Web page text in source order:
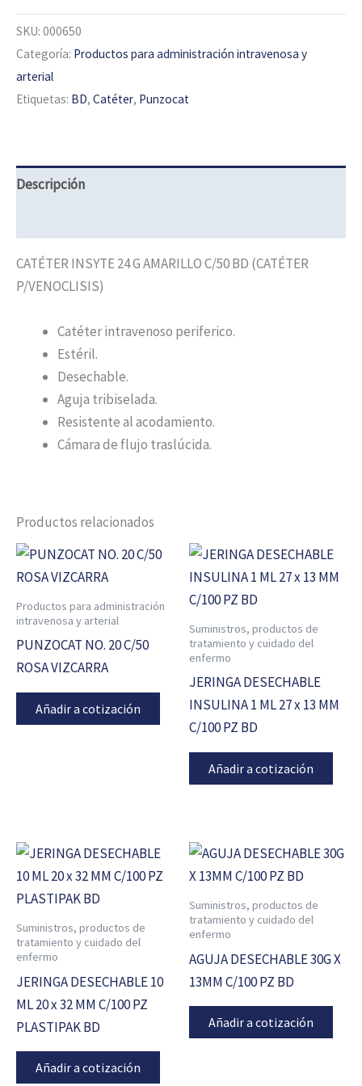
SKU: 000650
Categoría: Productos para administración intravenosa y
arterial
Etiquetas: BD, Catéter, Punzocat
Descripción
CATÉTER INSYTE 24 G AMARILLO C/50 BD (CATÉTER
P/VENOCLISIS)
Catéter intravenoso periferico.
Estéril.
Desechable.
Aguja tribiselada.
Resistente al acodamiento.
Cámara de flujo traslúcida.
Productos relacionados
Productos para administración
intravenosa y arterial
PUNZOCAT NO. 20 C/50
ROSA VIZCARRA
Añadir a cotización
Suministros, productos de
tratamiento y cuidado del
enfermo
JERINGA DESECHABLE
INSULINA 1 ML 27 x 13 MM
C/100 PZ BD
Añadir a cotización
Suministros, productos de
tratamiento y cuidado del
enfermo
JERINGA DESECHABLE 10
ML 20 x 32 MM C/100 PZ
PLASTIPAK BD
Añadir a cotización
Suministros, productos de
tratamiento y cuidado del
enfermo
AGUJA DESECHABLE 30G X
13MM C/100 PZ BD
Añadir a cotización